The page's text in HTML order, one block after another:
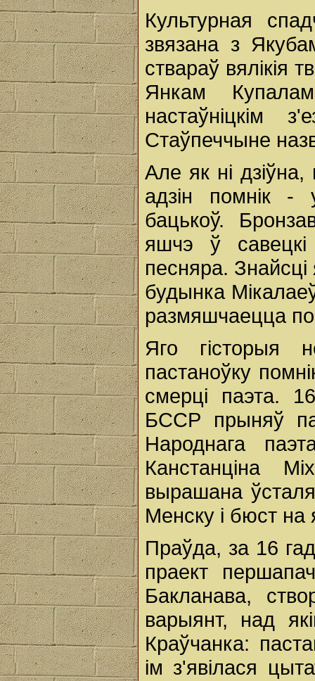
Культурная
звязана з
ствараў вялікія
Янкам
настаўніцкім
Стаўпеччыне
Але як ні
адзін помнік -
бацькоў.
яшчэ ў
песняра.
будынка
размяшчаецца
Яго гісторыя
пастаноўку
смерці паэта.
БССР прыняў
Народнага
Канстанціна
вырашана
Менску і бюст на
Праўда, за 16
праект
Бакланава,
варыянт, над
Краўчанка:
ім з'явілася